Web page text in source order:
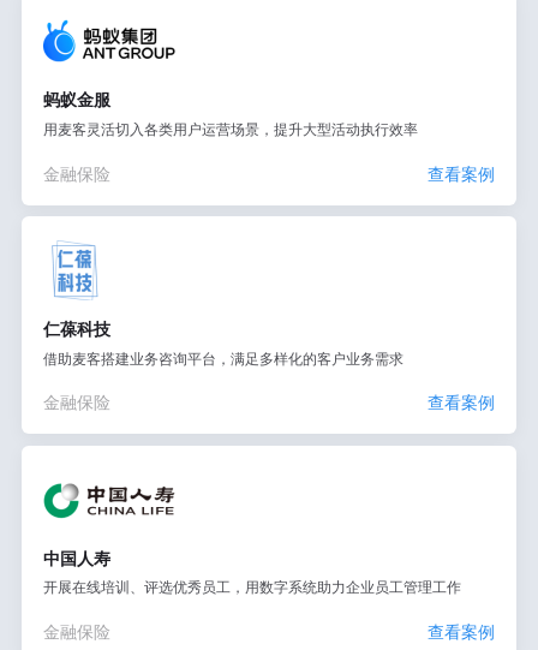
蚂蚁金服
用麦客灵活切入各类用户运营场景，提升大型活动执行效率
金融保险 查看案例
仁葆科技
借助麦客搭建业务咨询平台，满足多样化的客户业务需求
金融保险 查看案例
中国人寿
开展在线培训、评选优秀员工，用数字系统助力企业员工管理工作
金融保险 查看案例